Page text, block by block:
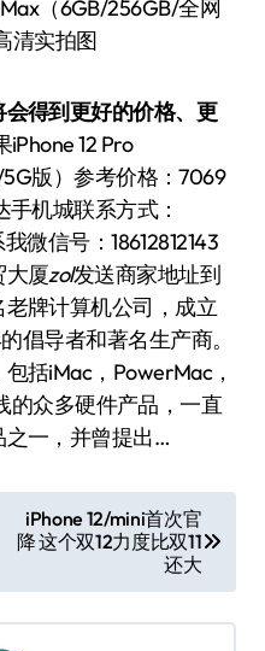
（6GB/256GB/全网
清实拍图
得到更好的价格、更
iPhone 12 Pro
版）参考价格：7069
手机城联系方式：
我微信号：18612812143
大厦zol发送商家地址到
老牌计算机公司，成立
倡导者和著名生产商。
括iMac，PowerMac，
的众多硬件产品，一直
之一，并曾提出…
iPhone 12/mini首次官
降 这个双12力度比双11
还大